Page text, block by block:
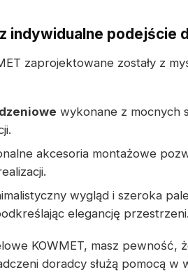
indywidualne podejście
zaprojektowane zostały z
wykonane z mocnych
akcesoria montażowe
wygląd i szeroka
elegancję
KOWMET, masz pewność,
doradcy służą pomocą